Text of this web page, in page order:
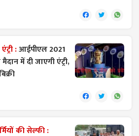
:आईपीएल 2021
में दी जाएगी एंट्री,
की सेल्फी :